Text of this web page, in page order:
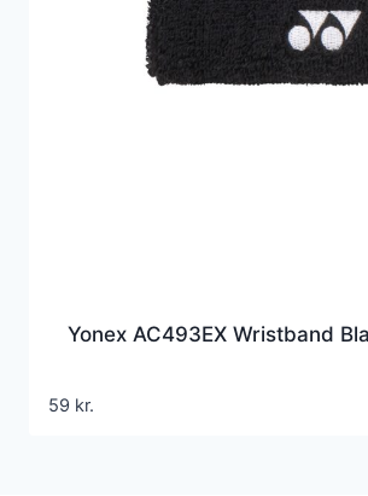
Yonex AC493EX Wristband
59 kr.